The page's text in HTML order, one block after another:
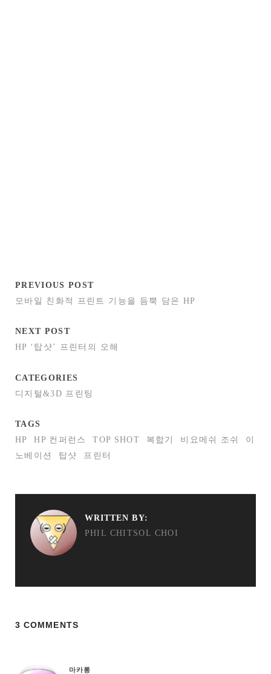
PREVIOUS POST
모바일 친화적 프린트 기능을 듬뿍 담은 HP
NEXT POST
HP ‘탑샷’ 프린터의 오해
CATEGORIES
디지털&3D 프린팅
TAGS
HP
HP 컨퍼런스 TOP SHOT 복합기 비요메쉬 조쉬
이
노베이션
탑샷 프린터
WRITTEN BY:
PHIL CHITSOL CHOI
3 COMMENTS
마카롱